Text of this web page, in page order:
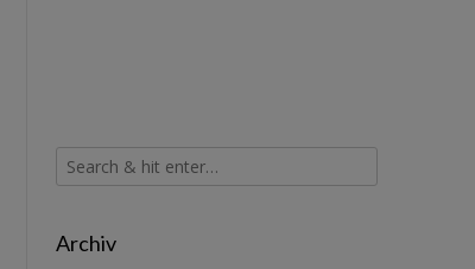
Archiv